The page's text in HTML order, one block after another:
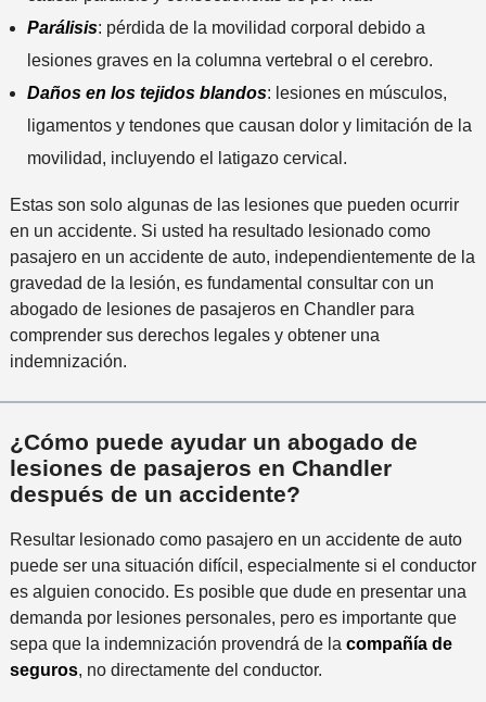
n
*
Parálisis: pérdida de la movilidad corporal debido a
lesiones graves en la columna vertebral o el cerebro.
Daños en los tejidos blandos: lesiones en músculos,
ligamentos y tendones que causan dolor y limitación de la
movilidad, incluyendo el latigazo cervical.
Estas son solo algunas de las lesiones que pueden ocurrir
en un accidente. Si usted ha resultado lesionado como
pasajero en un accidente de auto, independientemente de la
gravedad de la lesión, es fundamental consultar con un
abogado de lesiones de pasajeros en Chandler para
comprender sus derechos legales y obtener una
indemnización.
¿Cómo puede ayudar un abogado de
lesiones de pasajeros en Chandler
después de un accidente?
Resultar lesionado como pasajero en un accidente de auto
puede ser una situación difícil, especialmente si el conductor
es alguien conocido. Es posible que dude en presentar una
demanda por lesiones personales, pero es importante que
sepa que la indemnización provendrá de la compañía de
seguros, no directamente del conductor.